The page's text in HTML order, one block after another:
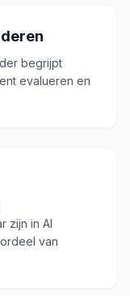
begrijpt
evalueren en
zijn in AI
van